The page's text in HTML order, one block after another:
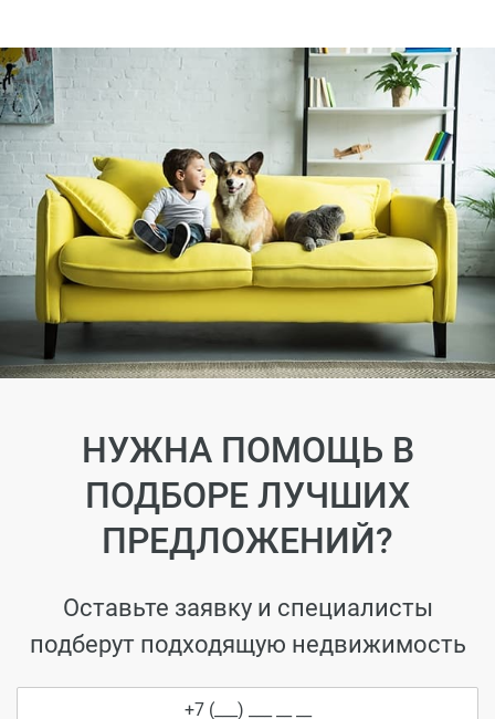
НУЖНА ПОМОЩЬ В
ПОДБОРЕ ЛУЧШИХ
ПРЕДЛОЖЕНИЙ?
Оставьте заявку и специалисты
подберут подходящую недвижимость